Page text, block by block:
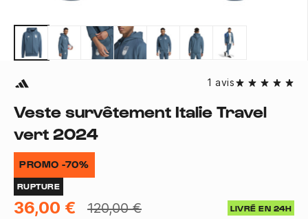
1 avis
Veste survêtement Italie Travel
vert 2024
PROMO -70%
RUPTURE
36,00 € 120,00 € LIVRÉ EN 24H